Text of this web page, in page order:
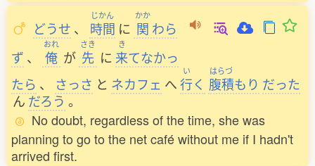
どうせ 、
じかん
時間 に
かか
関 わら
ず 、
おれ
俺 が
さき
先 に
き
来てなかっ
たら 、 さっさ と ネカフェ へ
い
行く
はらづ
腹積もり だった
ん だろう 。
No doubt, regardless of the time, she was
planning to go to the net café without me if I hadn't
arrived first.